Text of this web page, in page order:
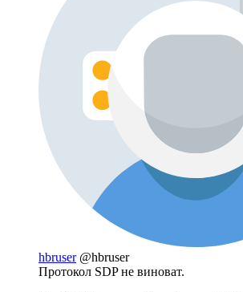
hbruser @hbruser
Протокол SDP не виноват.